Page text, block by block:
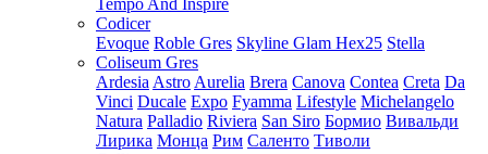
Tempo And Inspire
Codicer
Evoque Roble Gres Skyline Glam Hex25 Stella
Coliseum Gres
Ardesia Astro Aurelia Brera Canova Contea Creta Da
Vinci Ducale Expo Fyamma Lifestyle Michelangelo
Natura Palladio Riviera San Siro Бормио Вивальди
Лирика Монца Рим Саленто Тиволи